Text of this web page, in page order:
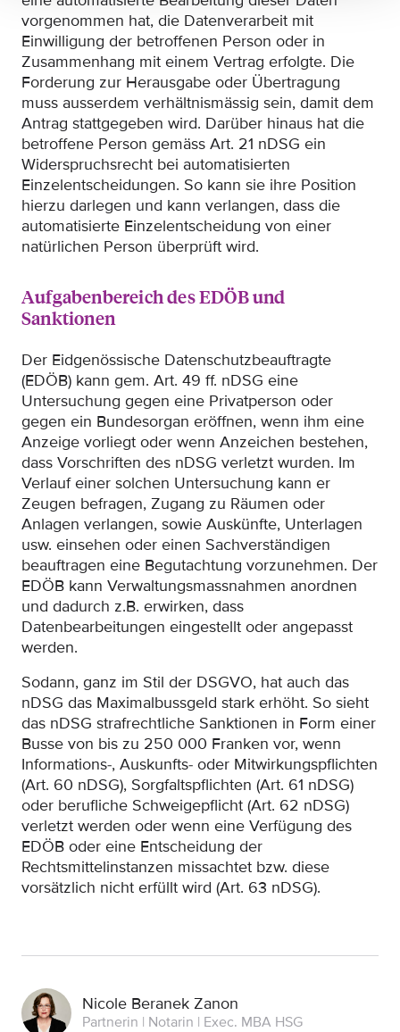
vorgenommen hat, die Datenverarbeit mit
Einwilligung der betroffenen Person oder in
Zusammenhang mit einem Vertrag erfolgte. Die
Forderung zur Herausgabe oder Übertragung
muss ausserdem verhältnismässig sein, damit dem
Antrag stattgegeben wird. Darüber hinaus hat die
betroffene Person gemäss Art. 21 nDSG ein
Widerspruchsrecht bei automatisierten
Einzelentscheidungen. So kann sie ihre Position
hierzu darlegen und kann verlangen, dass die
automatisierte Einzelentscheidung von einer
natürlichen Person überprüft wird.
Aufgabenbereich des EDÖB und
Sanktionen
Der Eidgenössische Datenschutzbeauftragte
(EDÖB) kann gem. Art. 49 ff. nDSG eine
Untersuchung gegen eine Privatperson oder
gegen ein Bundesorgan eröffnen, wenn ihm eine
Anzeige vorliegt oder wenn Anzeichen bestehen,
dass Vorschriften des nDSG verletzt wurden. Im
Verlauf einer solchen Untersuchung kann er
Zeugen befragen, Zugang zu Räumen oder
Anlagen verlangen, sowie Auskünfte, Unterlagen
usw. einsehen oder einen Sachverständigen
beauftragen eine Begutachtung vorzunehmen. Der
EDÖB kann Verwaltungsmassnahmen anordnen
und dadurch z.B. erwirken, dass
Datenbearbeitungen eingestellt oder angepasst
werden.
Sodann, ganz im Stil der DSGVO, hat auch das
nDSG das Maximalbussgeld stark erhöht. So sieht
das nDSG strafrechtliche Sanktionen in Form einer
Busse von bis zu 250 000 Franken vor, wenn
Informations-, Auskunfts- oder Mitwirkungspflichten
(Art. 60 nDSG), Sorgfaltspflichten (Art. 61 nDSG)
oder berufliche Schweigepflicht (Art. 62 nDSG)
verletzt werden oder wenn eine Verfügung des
EDÖB oder eine Entscheidung der
Rechtsmittelinstanzen missachtet bzw. diese
vorsätzlich nicht erfüllt wird (Art. 63 nDSG).
Nicole Beranek Zanon
Partnerin | Notarin | Exec. MBA HSG